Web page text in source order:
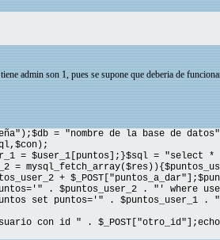
admin son 1, pues se supone que deberia de
= "nombre de la base de
= $user_1[puntos];}$sql = "select
+
. $puntos_user_2 . "' where
set puntos='" . $puntos_user_1
con id " .